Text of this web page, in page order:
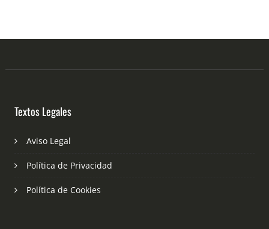
Textos Legales
Aviso Legal
Política de Privacidad
Política de Cookies